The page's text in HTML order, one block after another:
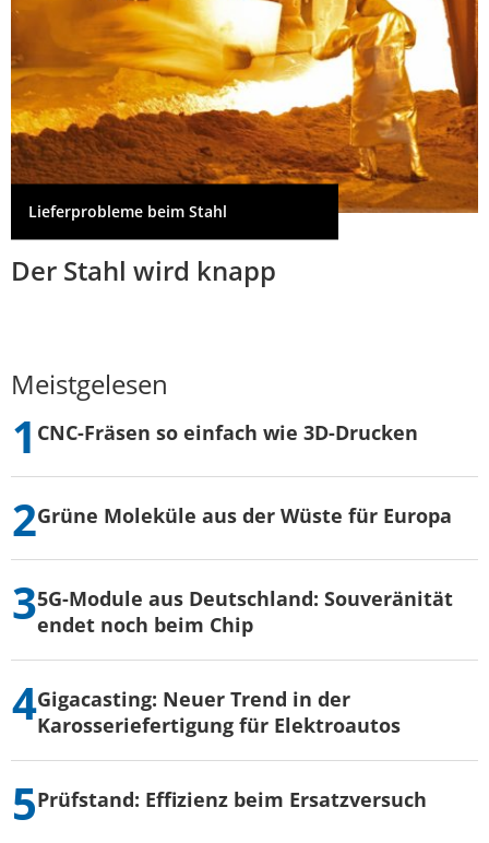
Lieferprobleme beim Stahl
Der Stahl wird knapp
Meistgelesen
CNC-Fräsen so einfach wie 3D-Drucken
Grüne Moleküle aus der Wüste für Europa
5G-Module aus Deutschland: Souveränität
endet noch beim Chip
Gigacasting: Neuer Trend in der
Karosseriefertigung für Elektroautos
Prüfstand: Effizienz beim Ersatzversuch